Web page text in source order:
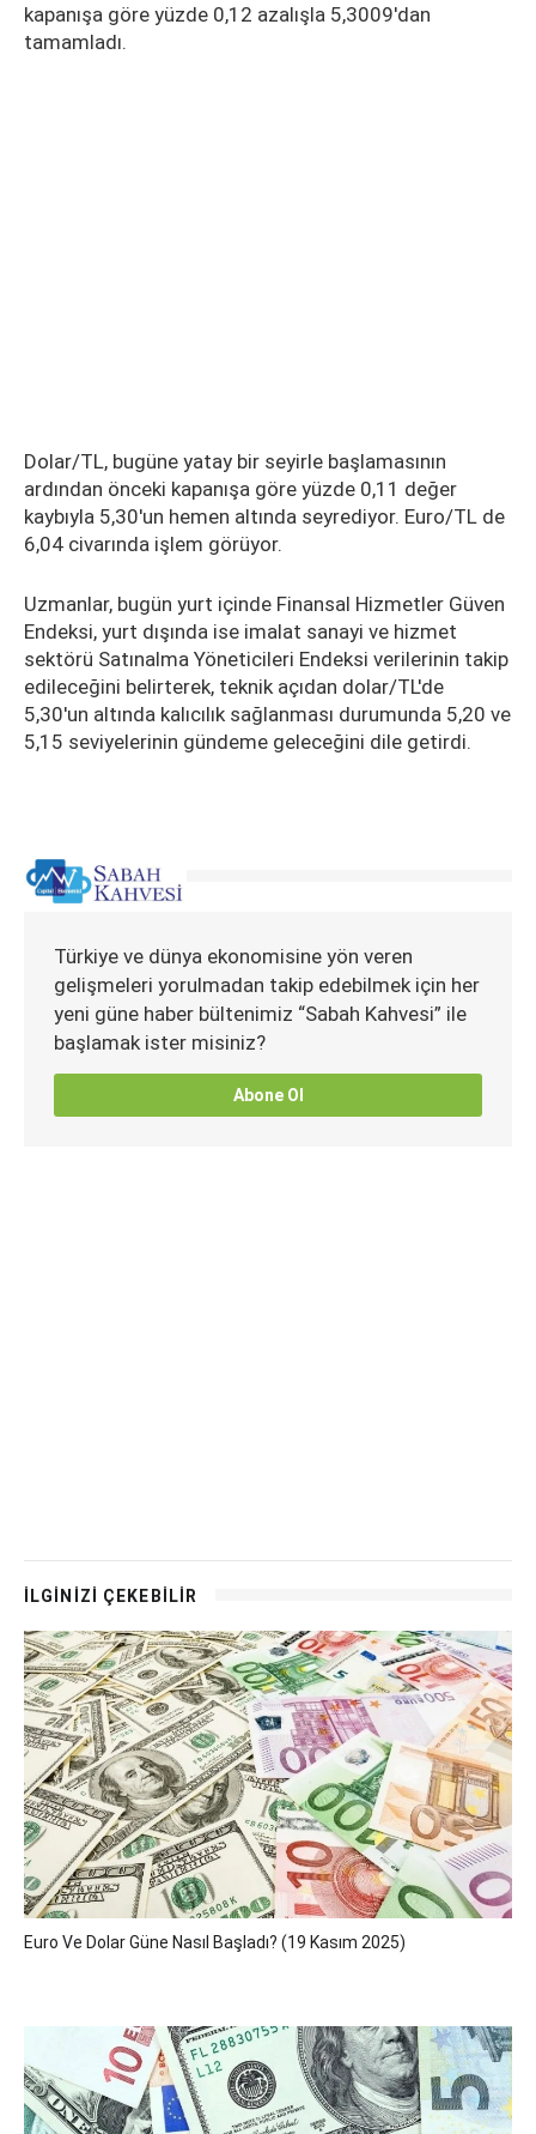
kapanışa göre yüzde 0,12 azalışla 5,3009'dan
tamamladı.
Dolar/TL, bugüne yatay bir seyirle başlamasının
ardından önceki kapanışa göre yüzde 0,11 değer
kaybıyla 5,30'un hemen altında seyrediyor. Euro/TL de
6,04 civarında işlem görüyor.
Uzmanlar, bugün yurt içinde Finansal Hizmetler Güven
Endeksi, yurt dışında ise imalat sanayi ve hizmet
sektörü Satınalma Yöneticileri Endeksi verilerinin takip
edileceğini belirterek, teknik açıdan dolar/TL'de
5,30'un altında kalıcılık sağlanması durumunda 5,20 ve
5,15 seviyelerinin gündeme geleceğini dile getirdi.
Türkiye ve dünya ekonomisine yön veren
gelişmeleri yorulmadan takip edebilmek için her
yeni güne haber bültenimiz “Sabah Kahvesi” ile
başlamak ister misiniz?
Abone Ol
İLGİNİZİ ÇEKEBİLİR
Euro Ve Dolar Güne Nasıl Başladı? (19 Kasım 2025)